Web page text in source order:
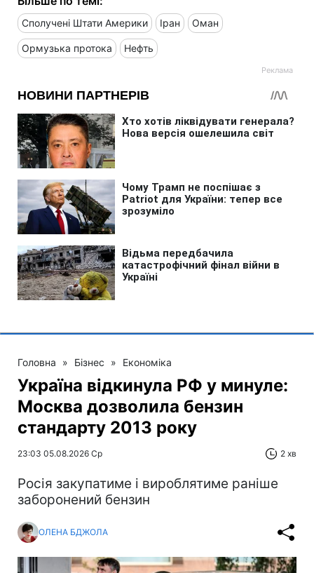
Сполучені Штати Америки Іран Оман
Ормузька протока Нефть
Головна » Бізнес » Економіка
Україна відкинула РФ у минуле:
Москва дозволила бензин
стандарту 2013 року
23:03 05.08.2026 Ср 2 хв
Росія закупатиме і вироблятиме раніше
заборонений бензин
ОЛЕНА БДЖОЛА